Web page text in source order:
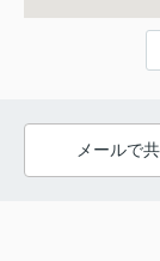
メールで